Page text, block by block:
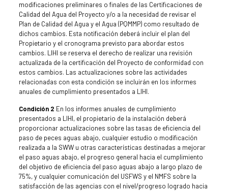
modificaciones preliminares o finales de las Certificaciones de
Calidad del Agua del Proyecto y/o a la necesidad de revisar el
Plan de Calidad del Agua y el Agua (PQMMP) como resultado de
dichos cambios. Esta notificación deberá incluir el plan del
Propietario y el cronograma previsto para abordar estos
cambios. LIHI se reserva el derecho de realizar una revisión
actualizada de la certificación del Proyecto de conformidad con
estos cambios. Las actualizaciones sobre las actividades
relacionadas con esta condición se incluirán en los informes
anuales de cumplimiento presentados a LIHI.
Condición 2 En los informes anuales de cumplimiento
presentados a LIHI, el propietario de la instalación deberá
proporcionar actualizaciones sobre las tasas de eficiencia del
paso de peces aguas abajo, cualquier estudio o modificación
realizada a la SWW u otras características destinadas a mejorar
el paso aguas abajo, el progreso general hacia el cumplimiento
del objetivo de eficiencia del paso aguas abajo a largo plazo de
75%, y cualquier comunicación del USFWS y el NMFS sobre la
satisfacción de las agencias con el nivel/progreso logrado hacia